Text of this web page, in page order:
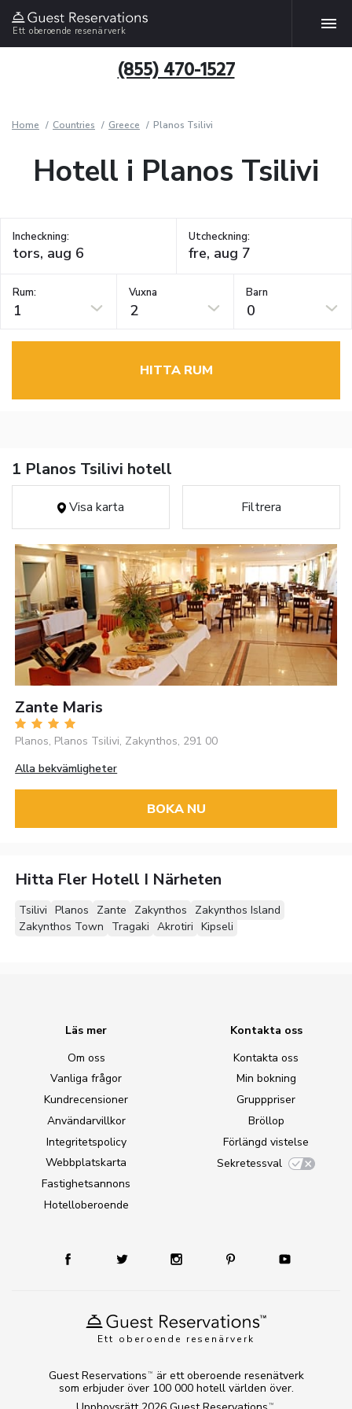
Ett oberoende resenärverk
(855) 470-1527
Home Countries Greece Planos Tsilivi
Hotell i Planos Tsilivi
Incheckning: Utcheckning:
Rum:
1
Vuxna
2
Barn
0
HITTA RUM
1 Planos Tsilivi hotell
Visa karta Filtrera
Zante Maris
Planos, Planos Tsilivi, Zakynthos, 291 00
Alla bekvämligheter
BOKA NU
Hitta Fler Hotell I Närheten
Tsilivi Planos Zante Zakynthos
Zakynthos Island
Zakynthos Town
Tragaki Akrotiri Kipseli
Ett oberoende resenärverk
Läs mer
Om oss
Vanliga frågor
Kundrecensioner
Användarvillkor
Integritetspolicy
Webbplatskarta
Fastighetsannons
Hotelloberoende
Kontakta oss
Kontakta oss
Min bokning
Grupppriser
Bröllop
Förlängd vistelse
Sekretessval
TM
Guest Reservations TM
är ett oberoende resenätverk
som erbjuder över 100 000 hotell världen över.